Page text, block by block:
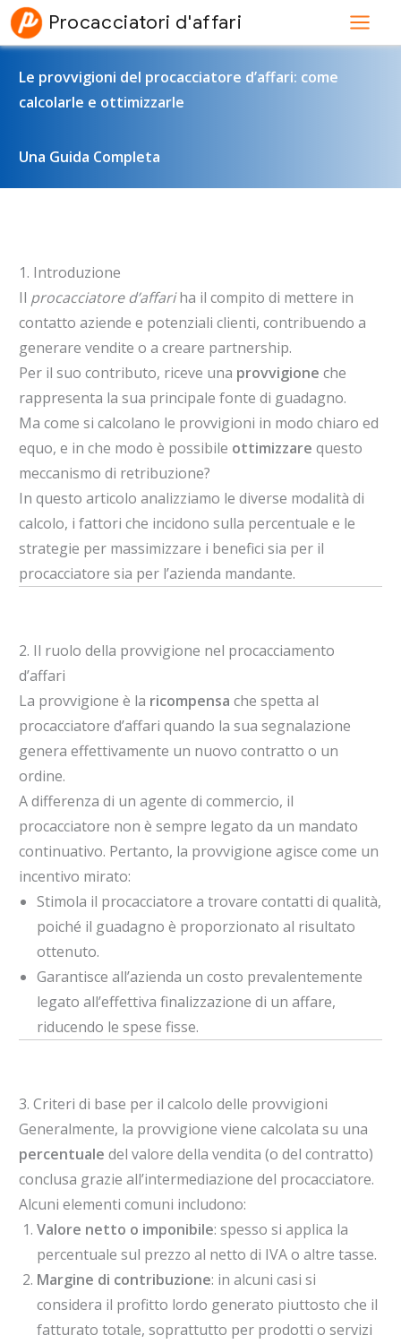
Vai
Procacciatori d'affari
Le provvigioni del procacciatore d’affari: come
calcolarle e ottimizzarle
Una Guida Completa
1. Introduzione
Il procacciatore d’affariha il compito di mettere in
contatto aziende e potenziali clienti, contribuendo a
generare vendite o a creare partnership.
Per il suo contributo, riceve una provvigione che
rappresenta la sua principale fonte di guadagno.
Ma come si calcolano le provvigioni in modo chiaro ed
equo, e in che modo è possibile ottimizzare questo
meccanismo di retribuzione?
In questo articolo analizziamo le diverse modalità di
calcolo, i fattori che incidono sulla percentuale e le
strategie per massimizzare i benefici sia per il
procacciatore sia per l’azienda mandante.
2. Il ruolo della provvigione nel procacciamento
d’affari
La provvigione è la ricompensa che spetta al
procacciatore d’affari quando la sua segnalazione
genera effettivamente un nuovo contratto o un
ordine.
A differenza di un agente di commercio, il
procacciatore non è sempre legato da un mandato
continuativo. Pertanto, la provvigione agisce come un
incentivo mirato:
Stimola il procacciatore a trovare contatti di qualità,
poiché il guadagno è proporzionato al risultato
ottenuto.
Garantisce all’azienda un costo prevalentemente
legato all’effettiva finalizzazione di un affare,
riducendo le spese fisse.
3. Criteri di base per il calcolo delle provvigioni
Generalmente, la provvigione viene calcolata su una
percentuale del valore della vendita (o del contratto)
conclusa grazie all’intermediazione del procacciatore.
Alcuni elementi comuni includono:
Valore netto o imponibile: spesso si applica la
percentuale sul prezzo al netto di IVA o altre tasse.
Margine di contribuzione: in alcuni casi si
considera il profitto lordo generato piuttosto che il
fatturato totale, soprattutto per prodotti o servizi